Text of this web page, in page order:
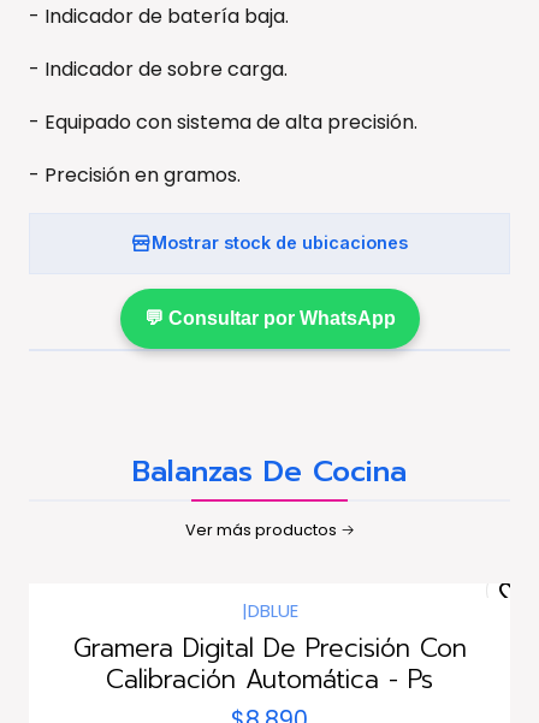
- Indicador de batería baja.
- Indicador de sobre carga.
- Equipado con sistema de alta precisión.
- Precisión en gramos.
Mostrar stock de ubicaciones
💬 Consultar por WhatsApp
Balanzas De Cocina
Ver más productos
|DBLUE
Gramera Digital De Precisión Con
Calibración Automática - Ps